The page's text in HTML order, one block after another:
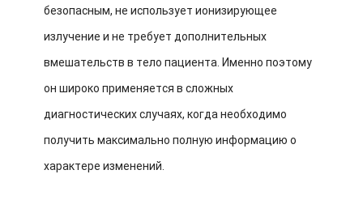
безопасным, не использует ионизирующее
излучение и не требует дополнительных
вмешательств в тело пациента. Именно поэтому
он широко применяется в сложных
диагностических случаях, когда необходимо
получить максимально полную информацию о
характере изменений.